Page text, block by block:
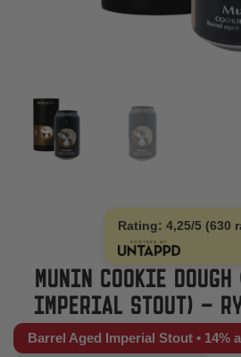
Rating: 4,25/5 (630
MUNIN COOKIE DOUGH
IMPERIAL STOUT) –
Barrel Aged Imperial Stout • 14%